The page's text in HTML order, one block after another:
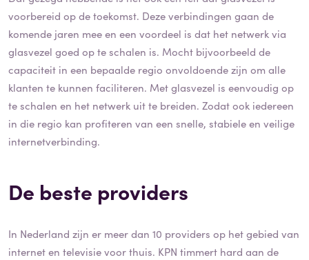
voorbereid op de toekomst. Deze verbindingen gaan de
komende jaren mee en een voordeel is dat het netwerk via
glasvezel goed op te schalen is. Mocht bijvoorbeeld de
capaciteit in een bepaalde regio onvoldoende zijn om alle
klanten te kunnen faciliteren. Met glasvezel is eenvoudig op
te schalen en het netwerk uit te breiden. Zodat ook iedereen
in die regio kan profiteren van een snelle, stabiele en veilige
internetverbinding.
De beste providers
In Nederland zijn er meer dan 10 providers op het gebied van
internet en televisie voor thuis. KPN timmert hard aan de